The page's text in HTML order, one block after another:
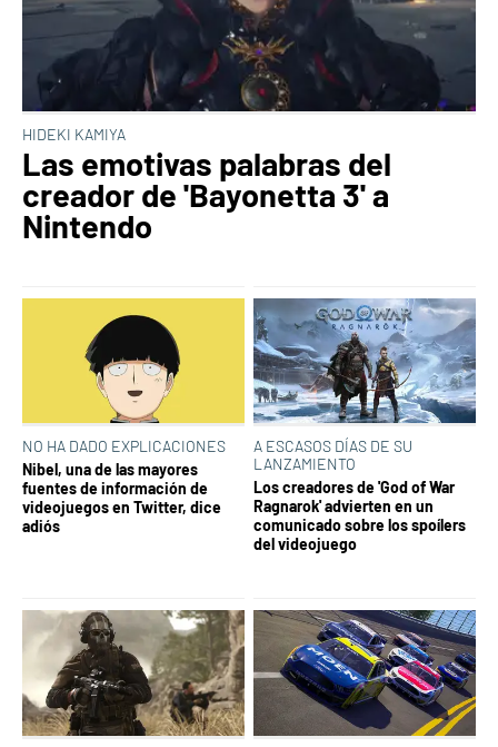
HIDEKI KAMIYA
Las emotivas palabras del
creador de 'Bayonetta 3' a
Nintendo
NO HA DADO EXPLICACIONES
Nibel, una de las mayores
fuentes de información de
videojuegos en Twitter, dice
adiós
A ESCASOS DÍAS DE SU
LANZAMIENTO
Los creadores de 'God of War
Ragnarok' advierten en un
comunicado sobre los spoílers
del videojuego